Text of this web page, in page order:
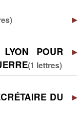
POUR
(1 lettres)
DU